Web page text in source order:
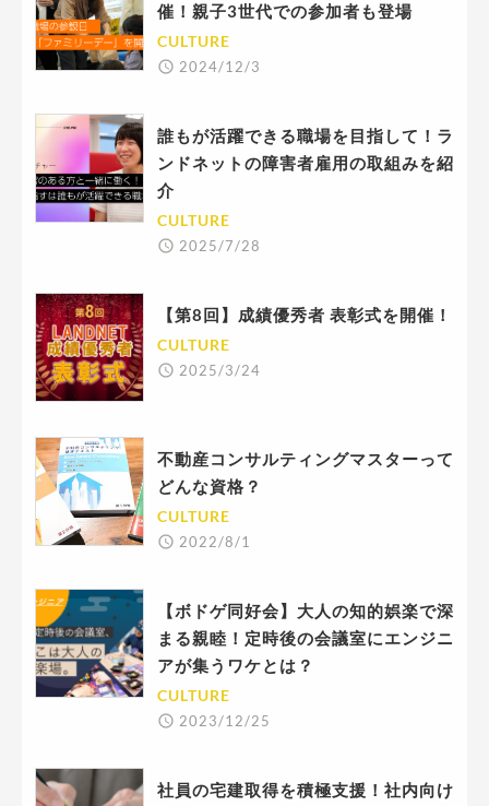
催！親子3世代での参加者も登場
CULTURE
2024/12/3
誰もが活躍できる職場を目指して！ラ
ンドネットの障害者雇用の取組みを紹
介
CULTURE
2025/7/28
【第8回】成績優秀者 表彰式を開催！
CULTURE
2025/3/24
不動産コンサルティングマスターって
どんな資格？
CULTURE
2022/8/1
【ボドゲ同好会】大人の知的娯楽で深
まる親睦！定時後の会議室にエンジニ
アが集うワケとは？
CULTURE
2023/12/25
社員の宅建取得を積極支援！社内向け